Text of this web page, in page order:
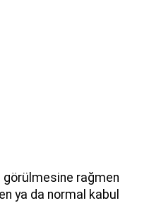
görülmesine rağmen
ya da normal kabul